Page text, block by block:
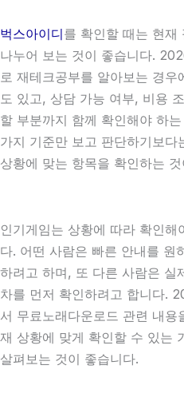
벅스아이디를 확인할 때는 현재
나누어 보는 것이 좋습니다.
로 재테크공부를 알아보는 경
도 있고, 상담 가능 여부, 비용
할 부분까지 함께 확인해야 하
가지 기준만 보고 판단하기보
상황에 맞는 항목을 확인하는
인기게임는 상황에 따라 확인
다. 어떤 사람은 빠른 안내를 원
하려고 하며, 또 다른 사람은 실
차를 먼저 확인하려고 합니다.
서 무료노래다운로드 관련 내
재 상황에 맞게 확인할 수 있는
살펴보는 것이 좋습니다.